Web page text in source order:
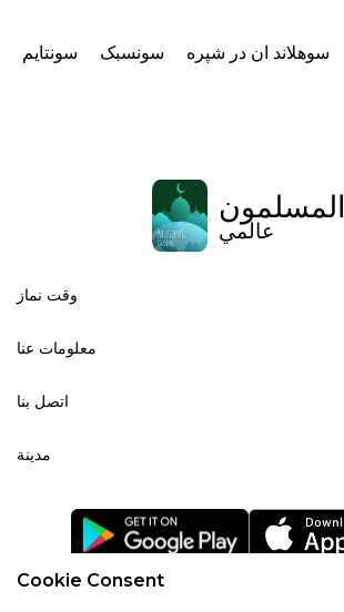
Cookie Consent
سونتایم سونسبک سوهلاند ان در شپره
المسلمون
عالمي
وقت نماز
معلومات عنا
اتصل بنا
مدينة